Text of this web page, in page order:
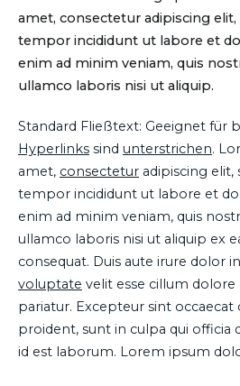
amet, consectetur adipiscing elit,
tempor incididunt ut labore et
enim ad minim veniam, quis
ullamco laboris nisi ut aliquip.
Standard Fließtext: Geeignet für
Hyperlinks sind unterstrichen.
amet, consectetur adipiscing elit,
tempor incididunt ut labore et
enim ad minim veniam, quis
ullamco laboris nisi ut aliquip ex
consequat. Duis aute irure dolor
voluptate velit esse cillum dolore
pariatur. Excepteur sint occaecat
proident, sunt in culpa qui officia
id est laborum. Lorem ipsum